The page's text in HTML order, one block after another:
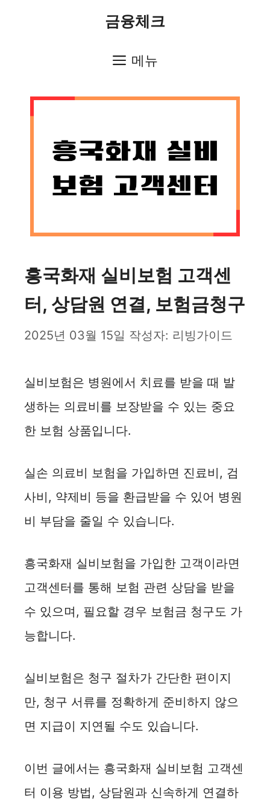
금융체크
메뉴
흥국화재 실비보험 고객센
터, 상담원 연결, 보험금청구
2025년 03월 15일 작성자: 리빙가이드
실비보험은 병원에서 치료를 받을 때 발
생하는 의료비를 보장받을 수 있는 중요
한 보험 상품입니다.
실손 의료비 보험을 가입하면 진료비, 검
사비, 약제비 등을 환급받을 수 있어 병원
비 부담을 줄일 수 있습니다.
흥국화재 실비보험을 가입한 고객이라면
고객센터를 통해 보험 관련 상담을 받을
수 있으며, 필요할 경우 보험금 청구도 가
능합니다.
실비보험은 청구 절차가 간단한 편이지
만, 청구 서류를 정확하게 준비하지 않으
면 지급이 지연될 수도 있습니다.
이번 글에서는 흥국화재 실비보험 고객센
터 이용 방법, 상담원과 신속하게 연결하